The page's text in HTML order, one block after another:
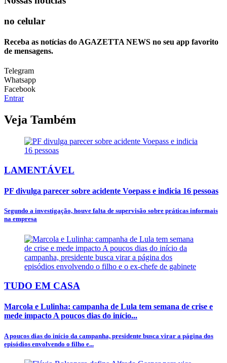
no celular
Receba as notícias do AGAZETTA NEWS no seu app favorito
de mensagens.
Telegram
Whatsapp
Facebook
Entrar
Veja Também
LAMENTÁVEL
PF divulga parecer sobre acidente Voepass e indicia 16 pessoas
Segundo a investigação, houve falta de supervisão sobre práticas informais
na empresa
TUDO EM CASA
Marcola e Lulinha: campanha de Lula tem semana de crise e
mede impacto A poucos dias do início...
A poucos dias do início da campanha, presidente busca virar a página dos
episódios envolvendo o filho e...